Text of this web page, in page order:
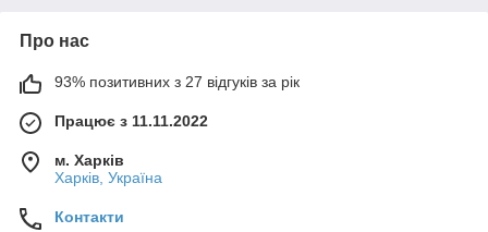
Про нас
93% позитивних з 27 відгуків за рік
Працює з 11.11.2022
м. Харків
Харків, Україна
Контакти